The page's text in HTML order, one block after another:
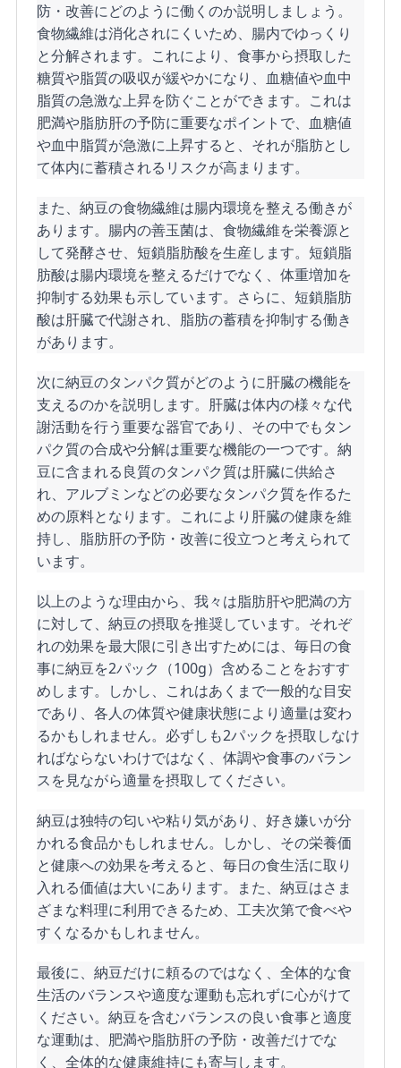
防・改善にどのように働くのか説明しましょう。
食物繊維は消化されにくいため、腸内でゆっくり
と分解されます。これにより、食事から摂取した
糖質や脂質の吸収が緩やかになり、血糖値や血中
脂質の急激な上昇を防ぐことができます。これは
肥満や脂肪肝の予防に重要なポイントで、血糖値
や血中脂質が急激に上昇すると、それが脂肪とし
て体内に蓄積されるリスクが高まります。
また、納豆の食物繊維は腸内環境を整える働きが
あります。腸内の善玉菌は、食物繊維を栄養源と
して発酵させ、短鎖脂肪酸を生産します。短鎖脂
肪酸は腸内環境を整えるだけでなく、体重増加を
抑制する効果も示しています。さらに、短鎖脂肪
酸は肝臓で代謝され、脂肪の蓄積を抑制する働き
があります。
次に納豆のタンパク質がどのように肝臓の機能を
支えるのかを説明します。肝臓は体内の様々な代
謝活動を行う重要な器官であり、その中でもタン
パク質の合成や分解は重要な機能の一つです。納
豆に含まれる良質のタンパク質は肝臓に供給さ
れ、アルブミンなどの必要なタンパク質を作るた
めの原料となります。これにより肝臓の健康を維
持し、脂肪肝の予防・改善に役立つと考えられて
います。
以上のような理由から、我々は脂肪肝や肥満の方
に対して、納豆の摂取を推奨しています。それぞ
れの効果を最大限に引き出すためには、毎日の食
事に納豆を2パック（100g）含めることをおすす
めします。しかし、これはあくまで一般的な目安
であり、各人の体質や健康状態により適量は変わ
るかもしれません。必ずしも2パックを摂取しなけ
ればならないわけではなく、体調や食事のバラン
スを見ながら適量を摂取してください。
納豆は独特の匂いや粘り気があり、好き嫌いが分
かれる食品かもしれません。しかし、その栄養価
と健康への効果を考えると、毎日の食生活に取り
入れる価値は大いにあります。また、納豆はさま
ざまな料理に利用できるため、工夫次第で食べや
すくなるかもしれません。
最後に、納豆だけに頼るのではなく、全体的な食
生活のバランスや適度な運動も忘れずに心がけて
ください。納豆を含むバランスの良い食事と適度
な運動は、肥満や脂肪肝の予防・改善だけでな
く、全体的な健康維持にも寄与します。